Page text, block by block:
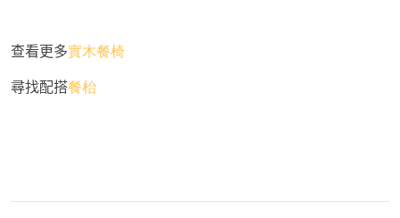
查看更多實木餐椅
尋找配搭餐枱